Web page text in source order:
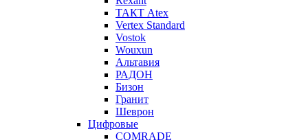
ТАКТ Atex
Vertex Standard
Vostok
Wouxun
Альтавия
РАДОН
Бизон
Гранит
Шеврон
Цифровые
COMRADE